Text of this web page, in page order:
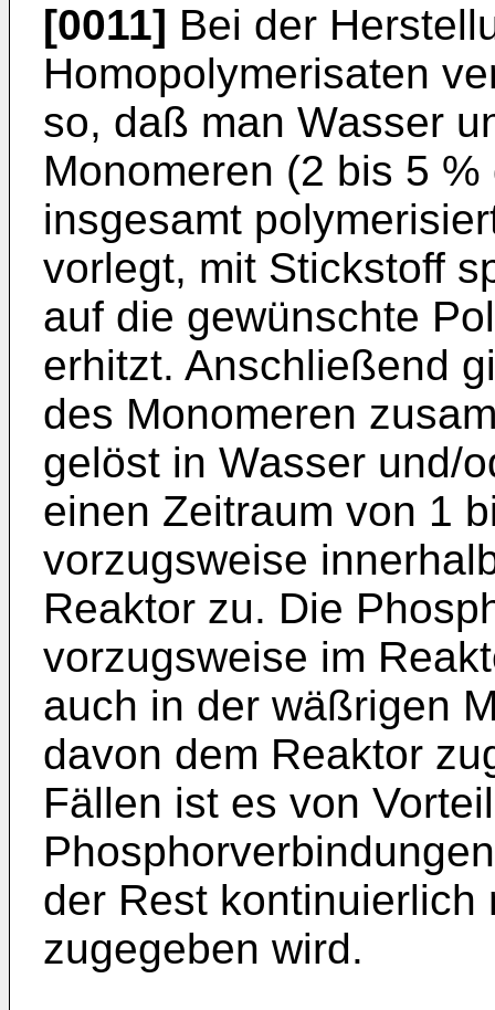
[0011] Bei der
Homopolymerisaten
so, daß man Wasser
Monomeren (2 bis 5
insgesamt
vorlegt, mit Stickstoff
auf die gewünschte
erhitzt. Anschließend
des Monomeren
gelöst in Wasser und/
einen Zeitraum von 1
vorzugsweise
Reaktor zu. Die
vorzugsweise im
auch in der wäßrigen
davon dem Reaktor
Fällen ist es von
der Rest kontinuierlich
zugegeben wird.